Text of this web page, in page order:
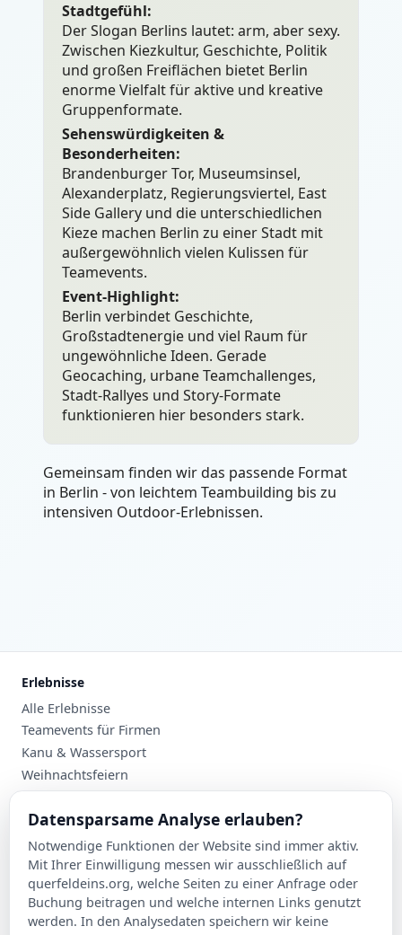
Stadtgefühl:
Der Slogan Berlins lautet: arm, aber sexy.
Zwischen Kiezkultur, Geschichte, Politik
und großen Freiflächen bietet Berlin
enorme Vielfalt für aktive und kreative
Gruppenformate.
Sehenswürdigkeiten &
Besonderheiten:
Brandenburger Tor, Museumsinsel,
Alexanderplatz, Regierungsviertel, East
Side Gallery und die unterschiedlichen
Kieze machen Berlin zu einer Stadt mit
außergewöhnlich vielen Kulissen für
Teamevents.
Event-Highlight:
Berlin verbindet Geschichte,
Großstadtenergie und viel Raum für
ungewöhnliche Ideen. Gerade
Geocaching, urbane Teamchallenges,
Stadt-Rallyes und Story-Formate
funktionieren hier besonders stark.
Gemeinsam finden wir das passende Format
in Berlin - von leichtem Teambuilding bis zu
intensiven Outdoor-Erlebnissen.
Erlebnisse
Alle Erlebnisse
Teamevents für Firmen
Kanu & Wassersport
Weihnachtsfeiern
Planung
Events nach Stadt
Suche
Kontakt
Über Querfeldeins
Datensparsame Analyse erlauben?
Notwendige Funktionen der Website sind immer aktiv.
Mit Ihrer Einwilligung messen wir ausschließlich auf
querfeldeins.org, welche Seiten zu einer Anfrage oder
Buchung beitragen und welche internen Links genutzt
werden. In den Analysedaten speichern wir keine